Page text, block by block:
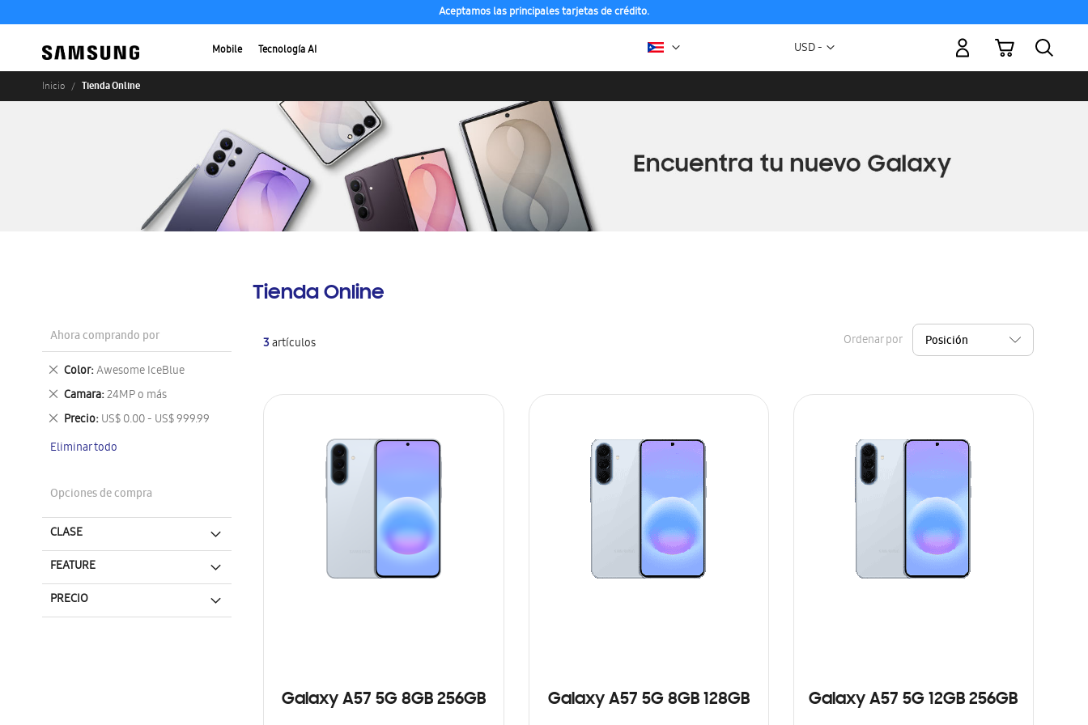
Aceptamos las principales tarjetas de crédito.
Mobile Tecnología AI Moneda
USD -
Mi carrito
Inicio Tienda Online
Tienda Online
3artículos Ordenar por
Galaxy A57 5G 8GB 256GB Galaxy A57 5G 8GB 128GB Galaxy A57 5G 12GB 256GB
Ahora comprando por
Color Awesome IceBlue
Eliminar
este
artículo
Camara 24MP o más
Eliminar
este
artículo
Precio US$ 0.00 - US$ 999.99
Eliminar
artículo
Eliminar todo
Opciones de compra
CLASE
FEATURE
PRECIO